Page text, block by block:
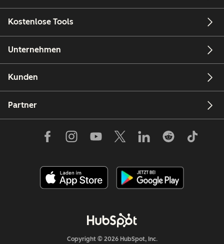
Kostenlose Tools
Unternehmen
Kunden
Partner
Copyright © 2026 HubSpot, Inc.